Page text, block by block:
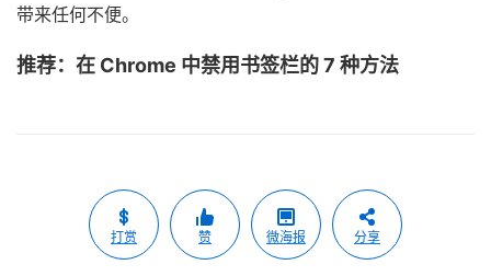
带来任何不便。
推荐：在 Chrome 中禁用书签栏的 7 种方法
打赏 赞 微海报 分享